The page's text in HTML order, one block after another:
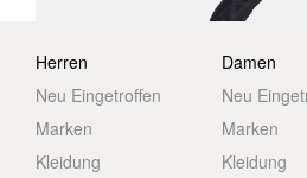
Herren
Neu Eingetroffen
Marken
Kleidung
Damen
Neu
Marken
Kleidung